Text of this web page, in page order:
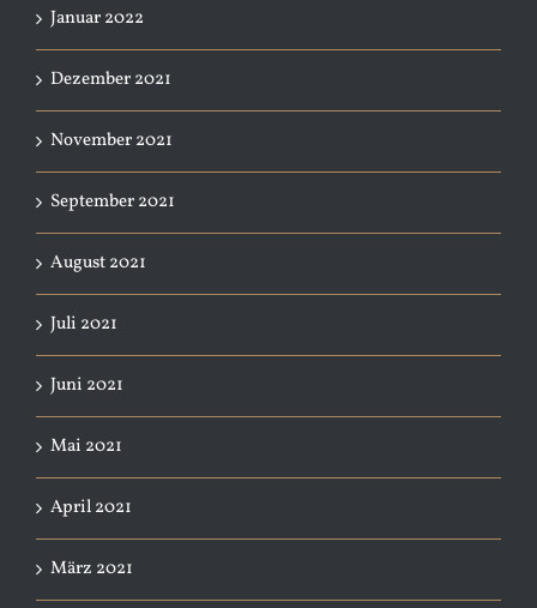
Januar 2022
Dezember 2021
November 2021
September 2021
August 2021
Juli 2021
Juni 2021
Mai 2021
April 2021
März 2021